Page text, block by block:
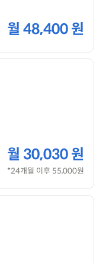
월 48,400 원
월 30,030 원
*24개월 이후 55,000원